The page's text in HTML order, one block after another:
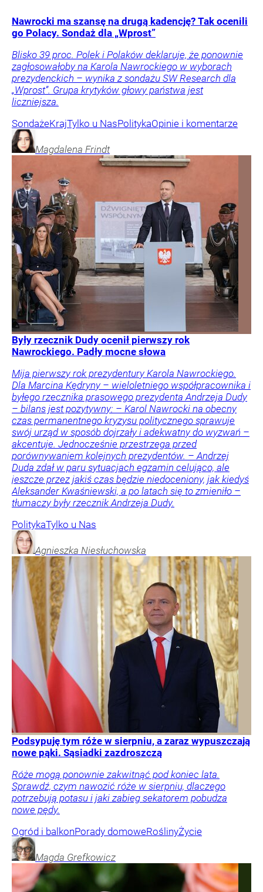
Nawrocki ma szansę na drugą kadencję? Tak ocenili
go Polacy. Sondaż dla „Wprost”
Blisko 39 proc. Polek i Polaków deklaruje, że ponownie
zagłosowałoby na Karola Nawrockiego w wyborach
prezydenckich – wynika z sondażu SW Research dla
„Wprost”. Grupa krytyków głowy państwa jest
liczniejsza.
SondażeKrajTylko u NasPolitykaOpinie i komentarze
Magdalena Frindt
Były rzecznik Dudy ocenił pierwszy rok
Nawrockiego. Padły mocne słowa
Mija pierwszy rok prezydentury Karola Nawrockiego.
Dla Marcina Kędryny – wieloletniego współpracownika i
byłego rzecznika prasowego prezydenta Andrzeja Dudy
– bilans jest pozytywny: – Karol Nawrocki na obecny
czas permanentnego kryzysu politycznego sprawuje
swój urząd w sposób dojrzały i adekwatny do wyzwań –
akcentuje. Jednocześnie przestrzega przed
porównywaniem kolejnych prezydentów. – Andrzej
Duda zdał w paru sytuacjach egzamin celująco, ale
jeszcze przez jakiś czas będzie niedoceniony, jak kiedyś
Aleksander Kwaśniewski, a po latach się to zmieniło –
tłumaczy były rzecznik Andrzeja Dudy.
PolitykaTylko u Nas
Agnieszka Niesłuchowska
Podsypuję tym róże w sierpniu, a zaraz wypuszczają
nowe pąki. Sąsiadki zazdroszczą
Róże mogą ponownie zakwitnąć pod koniec lata.
Sprawdź, czym nawozić róże w sierpniu, dlaczego
potrzebują potasu i jaki zabieg sekatorem pobudza
nowe pędy.
Ogród i balkonPorady domoweRoślinyŻycie
Magda Grefkowicz